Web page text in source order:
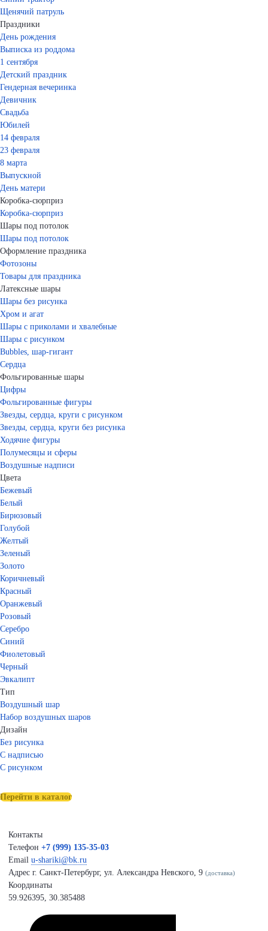
Щенячий патруль
Праздники
День рождения
Выписка из роддома
1 сентября
Детский праздник
Гендерная вечеринка
Девичник
Свадьба
Юбилей
14 февраля
23 февраля
8 марта
Выпускной
День матери
Коробка-сюрприз
Коробка-сюрприз
Шары под потолок
Шары под потолок
Оформление праздника
Фотозоны
Товары для праздника
Латексные шары
Шары без рисунка
Хром и агат
Шары с приколами и хвалебные
Шары с рисунком
Bubbles, шар-гигант
Сердца
Фольгированные шары
Цифры
Фольгированные фигуры
Звезды, сердца, круги с рисунком
Звезды, сердца, круги без рисунка
Ходячие фигуры
Полумесяцы и сферы
Воздушные надписи
Цвета
Бежевый
Белый
Бирюзовый
Голубой
Желтый
Зеленый
Золото
Коричневый
Красный
Оранжевый
Розовый
Серебро
Синий
Фиолетовый
Черный
Эвкалипт
Тип
Воздушный шар
Набор воздушных шаров
Дизайн
Без рисунка
С надписью
С рисунком
Перейти в каталог
Контакты
Телефон +7 (999) 135-35-03
Email u-shariki@bk.ru
Адрес г. Санкт-Петербург, ул. Александра Невского, 9 (доставка)
Координаты
59.926395, 30.385488